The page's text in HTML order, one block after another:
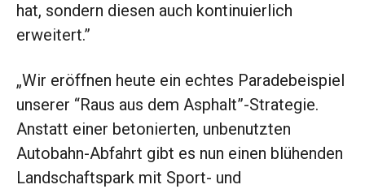
hat, sondern diesen auch kontinuierlich
erweitert.”
„Wir eröffnen heute ein echtes Paradebeispiel
unserer “Raus aus dem Asphalt”-Strategie.
Anstatt einer betonierten, unbenutzten
Autobahn-Abfahrt gibt es nun einen blühenden
Landschaftspark mit Sport- und